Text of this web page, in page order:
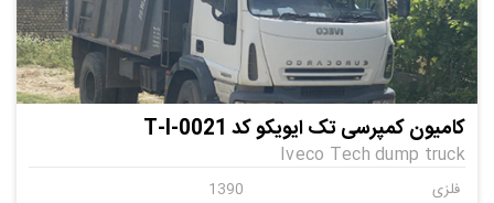
کامیون کمپرسی تک ایویکو کد T-I-0021
Iveco Tech dump truck
فلزی
1390